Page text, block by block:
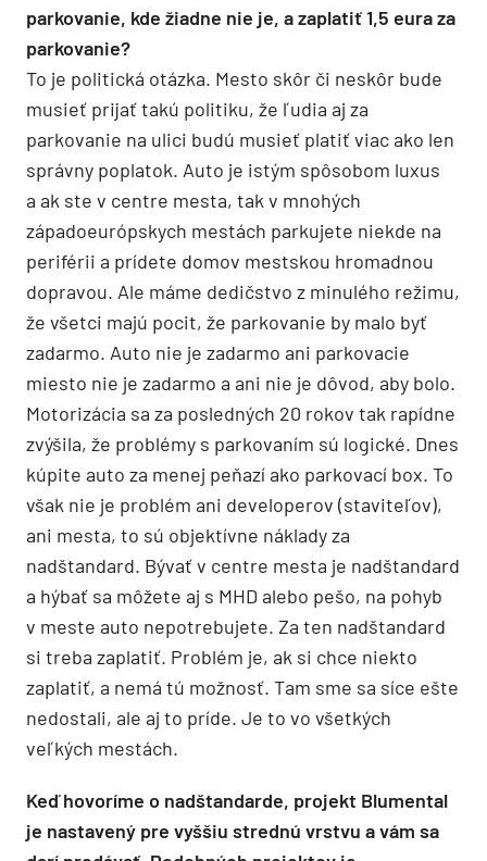
parkovanie, kde žiadne nie je, a zaplatiť 1,5 eura za
parkovanie?
To je politická otázka. Mesto skôr či neskôr bude
musieť prijať takú politiku, že ľudia aj za
parkovanie na ulici budú musieť platiť viac ako len
správny poplatok. Auto je istým spôsobom luxus
a ak ste v centre mesta, tak v mnohých
západoeurópskych mestách parkujete niekde na
periférii a prídete domov mestskou hromadnou
dopravou. Ale máme dedičstvo z minulého režimu,
že všetci majú pocit, že parkovanie by malo byť
zadarmo. Auto nie je zadarmo ani parkovacie
miesto nie je zadarmo a ani nie je dôvod, aby bolo.
Motorizácia sa za posledných 20 rokov tak rapídne
zvýšila, že problémy s parkovaním sú logické. Dnes
kúpite auto za menej peňazí ako parkovací box. To
však nie je problém ani developerov (staviteľov),
ani mesta, to sú objektívne náklady za
nadštandard. Bývať v centre mesta je nadštandard
a hýbať sa môžete aj s MHD alebo pešo, na pohyb
v meste auto nepotrebujete. Za ten nadštandard
si treba zaplatiť. Problém je, ak si chce niekto
zaplatiť, a nemá tú možnosť. Tam sme sa síce ešte
nedostali, ale aj to príde. Je to vo všetkých
veľkých mestách.
Keď hovoríme o nadštandarde, projekt Blumental
je nastavený pre vyššiu strednú vrstvu a vám sa